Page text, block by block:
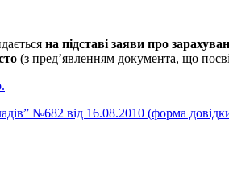
на підставі заяви про
(з пред’явленням документа, що
№682 від 16.08.2010 (форма